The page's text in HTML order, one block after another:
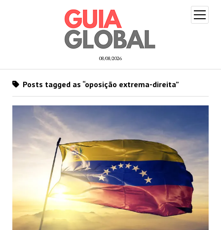
08/08/2026
open
menu
Posts tagged as “oposição extrema-direita”